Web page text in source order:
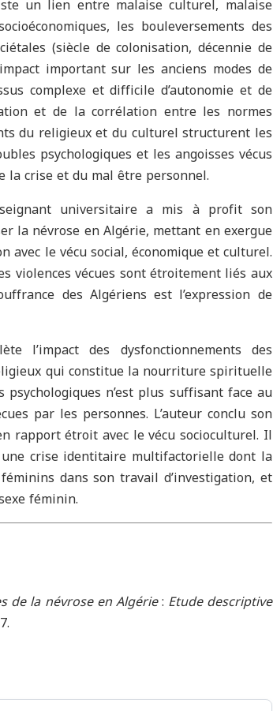
un lien entre malaise culturel, malaise
les bouleversements des
(siècle de colonisation, décennie de
important sur les anciens modes de
complexe et difficile d’autonomie et de
et de la corrélation entre les normes
du religieux et du culturel structurent les
psychologiques et les angoisses vécus
la crise et du mal être personnel.
universitaire a mis à profit son
la névrose en Algérie, mettant en exergue
avec le vécu social, économique et culturel.
violences vécues sont étroitement liés aux
des Algériens est l’expression de
l’impact des dysfonctionnements des
qui constitue la nourriture spirituelle
n’est plus suffisant face au
par les personnes. L’auteur conclu son
rapport étroit avec le vécu socioculturel. Il
une crise identitaire multifactorielle dont la
dans son travail d’investigation, et
féminin.
de la névrose en Algérie: Etude descriptive